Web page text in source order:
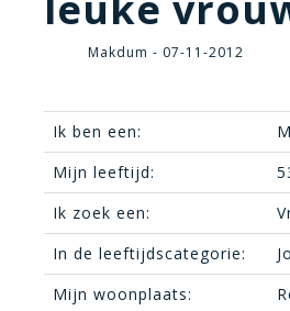
Makdum - 07-11-2012
Ik ben een:
Mijn leeftijd:
Ik zoek een:
In de leeftijdscategorie:
Mijn woonplaats: